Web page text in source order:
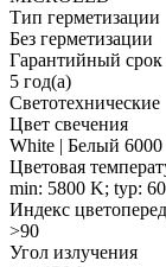
Тип герметизации
Без герметизации
Гарантийный срок
5 год(а)
Светотехнические
Цвет свечения
White | Белый
Цветовая
min: 5800 K; typ:
Индекс
>90
Угол излучения